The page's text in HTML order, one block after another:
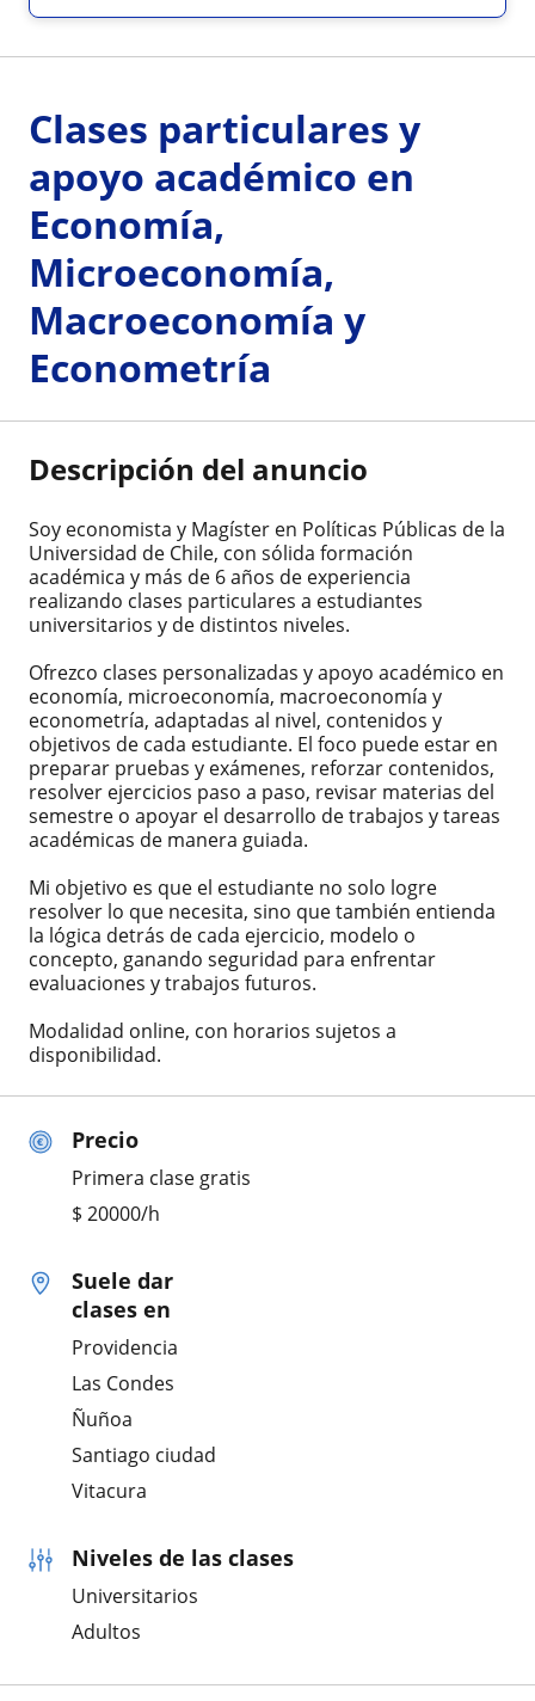
Precio
Primera clase gratis
$ 20000/h
Suele dar
clases en
Providencia
Las Condes
Ñuñoa
Santiago ciudad
Vitacura
Niveles de las clases
Universitarios
Adultos
Clases particulares y
apoyo académico en
Economía,
Microeconomía,
Macroeconomía y
Econometría
Descripción del anuncio
Soy economista y Magíster en Políticas Públicas de la
Universidad de Chile, con sólida formación
académica y más de 6 años de experiencia
realizando clases particulares a estudiantes
universitarios y de distintos niveles.
Ofrezco clases personalizadas y apoyo académico en
economía, microeconomía, macroeconomía y
econometría, adaptadas al nivel, contenidos y
objetivos de cada estudiante. El foco puede estar en
preparar pruebas y exámenes, reforzar contenidos,
resolver ejercicios paso a paso, revisar materias del
semestre o apoyar el desarrollo de trabajos y tareas
académicas de manera guiada.
Mi objetivo es que el estudiante no solo logre
resolver lo que necesita, sino que también entienda
la lógica detrás de cada ejercicio, modelo o
concepto, ganando seguridad para enfrentar
evaluaciones y trabajos futuros.
Modalidad online, con horarios sujetos a
disponibilidad.